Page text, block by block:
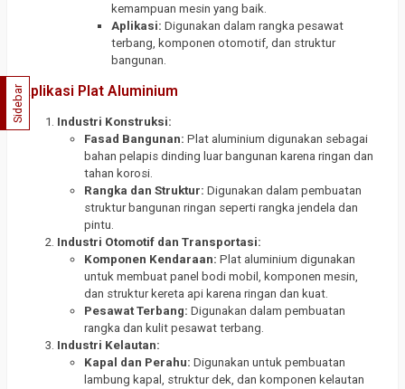
kemampuan mesin yang baik.
Aplikasi: Digunakan dalam rangka pesawat
terbang, komponen otomotif, dan struktur
bangunan.
Aplikasi Plat Aluminium
Industri Konstruksi:
Fasad Bangunan: Plat aluminium digunakan sebagai
bahan pelapis dinding luar bangunan karena ringan dan
tahan korosi.
Rangka dan Struktur: Digunakan dalam pembuatan
struktur bangunan ringan seperti rangka jendela dan
pintu.
Industri Otomotif dan Transportasi:
Komponen Kendaraan: Plat aluminium digunakan
untuk membuat panel bodi mobil, komponen mesin,
dan struktur kereta api karena ringan dan kuat.
Pesawat Terbang: Digunakan dalam pembuatan
rangka dan kulit pesawat terbang.
Industri Kelautan:
Kapal dan Perahu: Digunakan untuk pembuatan
lambung kapal, struktur dek, dan komponen kelautan
Sidebar